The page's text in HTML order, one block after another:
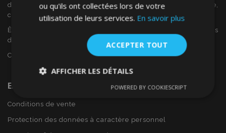
déflecteurs de vent, housses de siège, tapis de voiture,
couvertures de chrome et cadres ...
Êtes-vous intéressé par dropshipping ou voulez-vous
devenir notre partenaire?
Contactez-nous dès aujourd'hui!
En Savoir Plus Sur VTVAuto
Conditions de vente
Protection des données à caractère personnel
ou qu'ils ont collectées lors de votre
utilisation de leurs services. En savoir plus
ACCEPTER TOUT
AFFICHER LES DÉTAILS
nécessaires
Performance Ciblage
POWERED BY COOKIESCRIPT